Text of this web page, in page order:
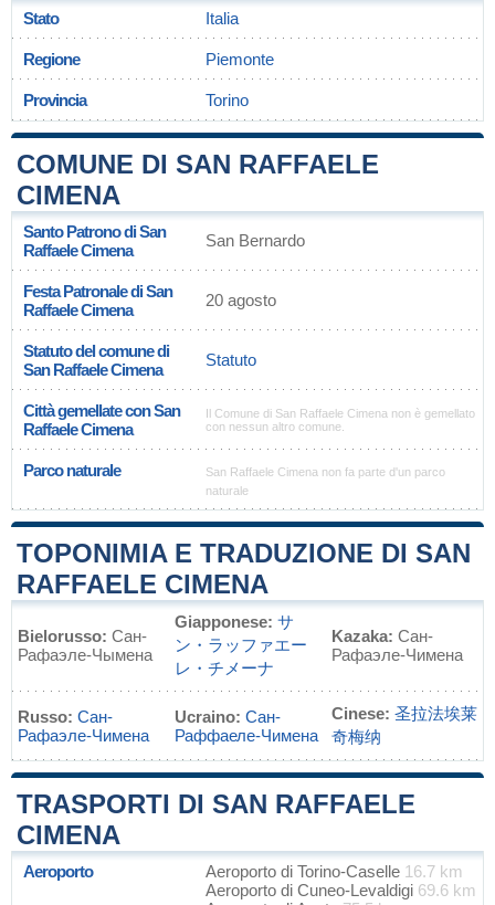
Stato Italia
Regione Piemonte
Provincia Torino
COMUNE DI SAN RAFFAELE
CIMENA
Santo Patrono di San
Raffaele Cimena
San Bernardo
Festa Patronale di San
Raffaele Cimena
20 agosto
Statuto del comune di
San Raffaele Cimena
Statuto
Città gemellate con San
Raffaele Cimena
Il Comune di San Raffaele Cimena non è gemellato
con nessun altro comune.
Parco naturale
San Raffaele Cimena non fa parte d'un parco
naturale
TOPONIMIA E TRADUZIONE DI SAN
RAFFAELE CIMENA
Bielorusso: Сан-
Рафаэле-Чымена
Giapponese: サ
ン・ラッファエー
レ・チメーナ
Kazaka: Сан-
Рафаэле-Чимена
Russo: Сан-
Рафаэле-Чимена
Ucraino: Сан-
Раффаеле-Чимена
Cinese: 圣拉法埃莱
奇梅纳
TRASPORTI DI SAN RAFFAELE
CIMENA
Aeroporto Aeroporto di Torino-Caselle 16.7 km
Aeroporto di Cuneo-Levaldigi 69.6 km